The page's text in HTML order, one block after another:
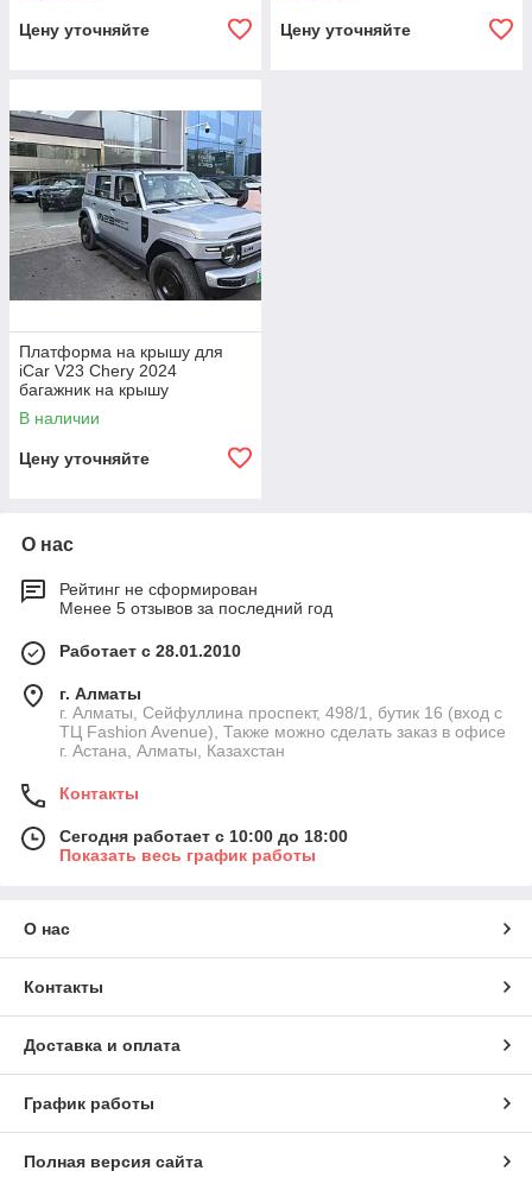
Цену уточняйте Цену уточняйте
Платформа на крышу для
iCar V23 Chery 2024
багажник на крышу
В наличии
Цену уточняйте
О нас
Рейтинг не сформирован
Менее 5 отзывов за последний год
Работает с 28.01.2010
г. Алматы
г. Алматы, Сейфуллина проспект, 498/1, бутик 16 (вход с
ТЦ Fashion Avenue), Также можно сделать заказ в офисе
г. Астана, Алматы, Казахстан
Контакты
Сегодня работает с 10:00 до 18:00
Показать весь график работы
О нас
Контакты
Доставка и оплата
График работы
Полная версия сайта